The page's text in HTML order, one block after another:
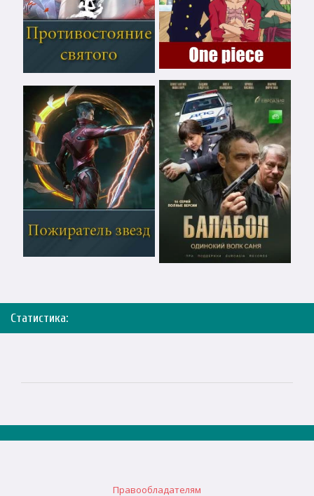
Статистика:
Правообладателям